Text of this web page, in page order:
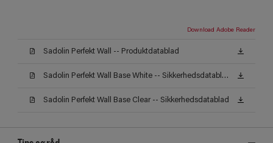
Download Adobe Reader
Sadolin Perfekt Wall -- Produktdatablad
Sadolin Perfekt Wall Base White -- Sikkerhedsdatablad
Sadolin Perfekt Wall Base Clear -- Sikkerhedsdatablad